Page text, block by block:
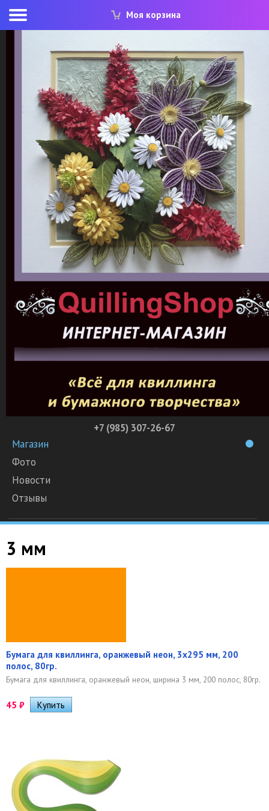
Моя корзина
+7 (985) 307-26-67
Магазин
Фото
Новости
Отзывы
3 мм
Бумага для квиллинга, оранжевый неон, 3х295 мм, 200
полос, 80гр.
Бумага для квиллинга, оранжевый неон, ширина 3 мм, 200 полос, 80гр.
45 ₽